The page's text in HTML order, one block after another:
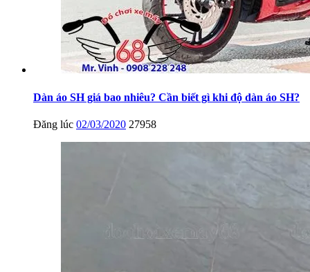
Dàn áo SH giá bao nhiêu? Cần biết gì khi độ dàn áo SH?
Đăng lúc 02/03/2020 27958